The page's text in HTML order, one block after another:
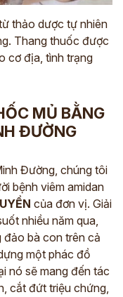
thảo dược tự nhiên
Thang thuốc được
cơ địa, tình trạng
MỦ BẰNG
ĐƯỜNG
Đường, chúng tôi
bệnh viêm amidan
của đơn vị. Giải
nhiều năm qua,
đảo bà con trên cả
một phác đồ
nó sẽ mang đến tác
cắt đứt triệu chứng,